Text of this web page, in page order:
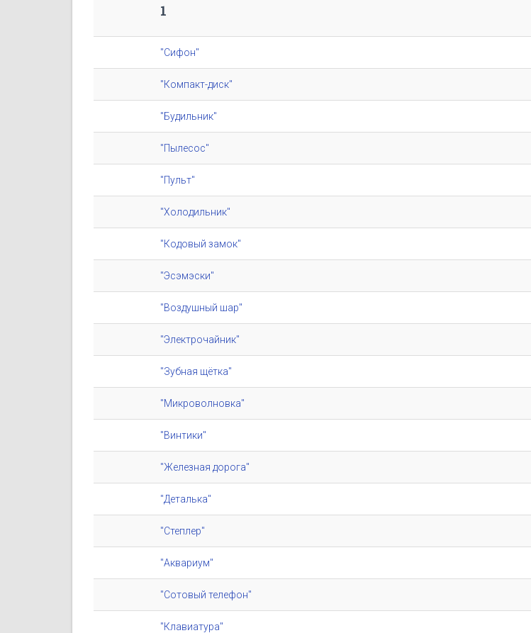
1
"Сифон"
"Компакт-диск"
"Будильник"
"Пылесос"
"Пульт"
"Холодильник"
"Кодовый замок"
"Эсэмэски"
"Воздушный шар"
"Электрочайник"
"Зубная щётка"
"Микроволновка"
"Винтики"
"Железная дорога"
"Деталька"
"Степлер"
"Аквариум"
"Сотовый телефон"
"Клавиатура"